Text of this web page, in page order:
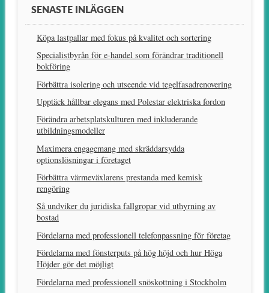
SENASTE INLÄGGEN
Köpa lastpallar med fokus på kvalitet och sortering
Specialistbyrån för e-handel som förändrar traditionell
bokföring
Förbättra isolering och utseende vid tegelfasadrenovering
Upptäck hållbar elegans med Polestar elektriska fordon
Förändra arbetsplatskulturen med inkluderande
utbildningsmodeller
Maximera engagemang med skräddarsydda
optionslösningar i företaget
Förbättra värmeväxlarens prestanda med kemisk
rengöring
Så undviker du juridiska fallgropar vid uthyrning av
bostad
Fördelarna med professionell telefonpassning för företag
Fördelarna med fönsterputs på hög höjd och hur Höga
Höjder gör det möjligt
Fördelarna med professionell snöskottning i Stockholm